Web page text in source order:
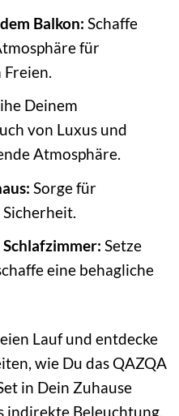
Balkon: Schaffe
für
Deinem
von Luxus und
Atmosphäre.
Sorge für
Setze
eine behagliche
Lauf und entdecke
wie Du das QAZQA
in Dein Zuhause
indirekte Beleuchtung,